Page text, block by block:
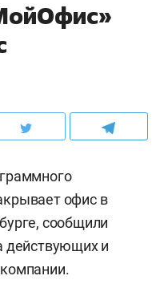
офис в
сообщили
действующих и